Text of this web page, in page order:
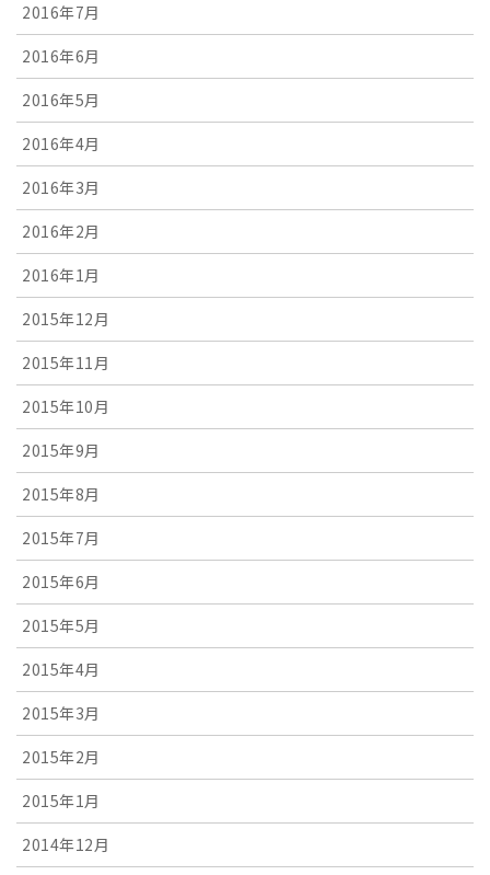
2016年7月
2016年6月
2016年5月
2016年4月
2016年3月
2016年2月
2016年1月
2015年12月
2015年11月
2015年10月
2015年9月
2015年8月
2015年7月
2015年6月
2015年5月
2015年4月
2015年3月
2015年2月
2015年1月
2014年12月